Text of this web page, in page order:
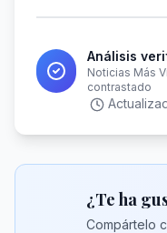
Análisis
Noticias Más
contrastado
¿Te ha
Compártelo